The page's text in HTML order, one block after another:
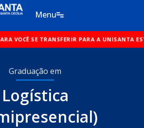
Menu
PARA A UNISANTA ESTÁ AQUI!O
Graduação em
Logística